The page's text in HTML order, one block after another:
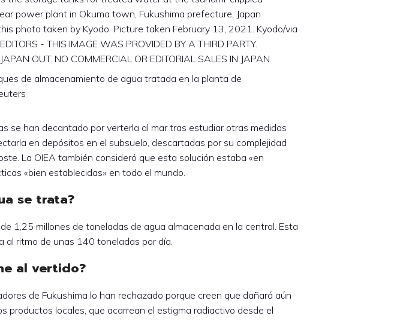
de almacenamiento de agua tratada en la planta de
se han decantado por verterla al mar tras estudiar otras medidas
en depósitos en el subsuelo, descartadas por su complejidad
La OIEA también consideró que esta solución estaba «en
«bien establecidas» en todo el mundo.
se trata?
1,25 millones de toneladas de agua almacenada en la central. Esta
al ritmo de unas 140 toneladas por día.
al vertido?
de Fukushima lo han rechazado porque creen que dañará aún
productos locales, que acarrean el estigma radiactivo desde el